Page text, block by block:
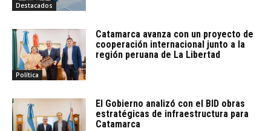
Destacados
Política
Catamarca avanza con un proyecto de
cooperación internacional junto a la
región peruana de La Libertad
El Gobierno analizó con el BID obras
estratégicas de infraestructura para
Catamarca